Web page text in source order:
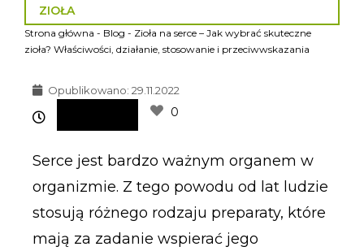
ZIOŁA
Strona główna - Blog - Zioła na serce – Jak wybrać skuteczne
zioła? Właściwości, działanie, stosowanie i przeciwwskazania
Opublikowano: 29.11.2022
0
Serce jest bardzo ważnym organem w
organizmie. Z tego powodu od lat ludzie
stosują różnego rodzaju preparaty, które
mają za zadanie wspierać jego